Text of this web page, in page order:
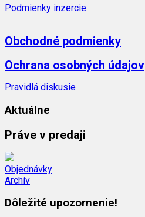
Podmienky inzercie
Obchodné podmienky
Ochrana osobných údajov
Pravidlá diskusie
Aktuálne
Práve v predaji
Objednávky
Archív
Dôležité upozornenie!